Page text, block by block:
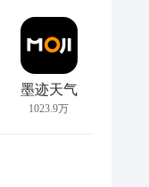
墨迹天气
1023.9万